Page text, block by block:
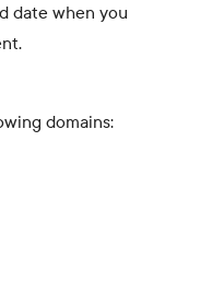
date when you
domains: